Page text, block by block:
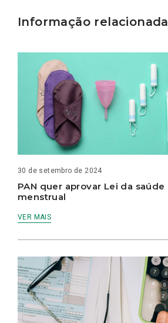
Informação relacionada
30 de setembro de 2024
PAN quer aprovar Lei da saúde
menstrual
VER MAIS